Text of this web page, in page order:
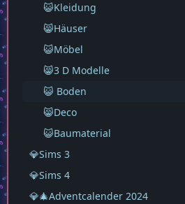
😺Kleidung
😸Häuser
😺Möbel
😸3 D Modelle
😺 Boden
😸Deco
😺Baumaterial
💎Sims 3
💎Sims 4
💎🎄Adventcalender 2024